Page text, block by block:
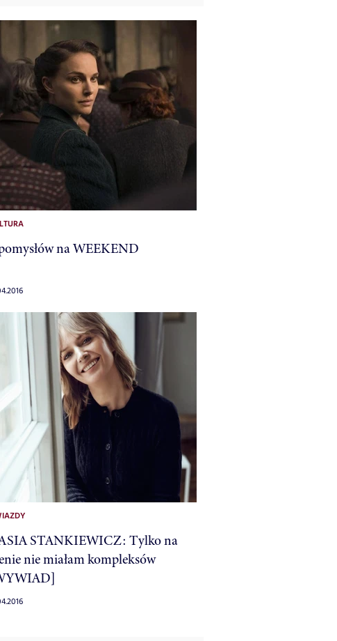
na WEEKEND
STANKIEWICZ: Tylko na
nie miałam kompleksów